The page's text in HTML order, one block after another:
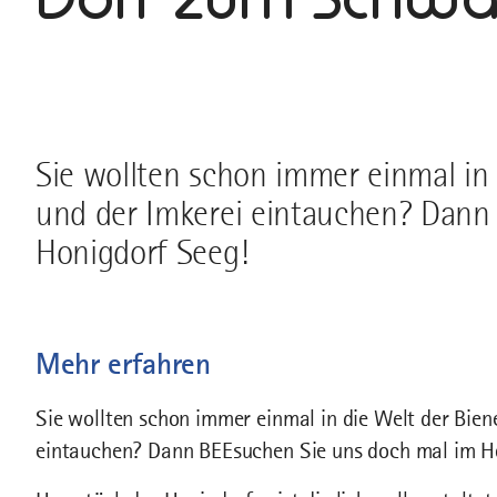
Sie wollten schon immer einmal
und der Imkerei eintauchen?
Honigdorf Seeg!
Mehr erfahren
Sie wollten schon immer einmal in die Welt der
eintauchen? Dann BEEsuchen Sie uns doch mal im